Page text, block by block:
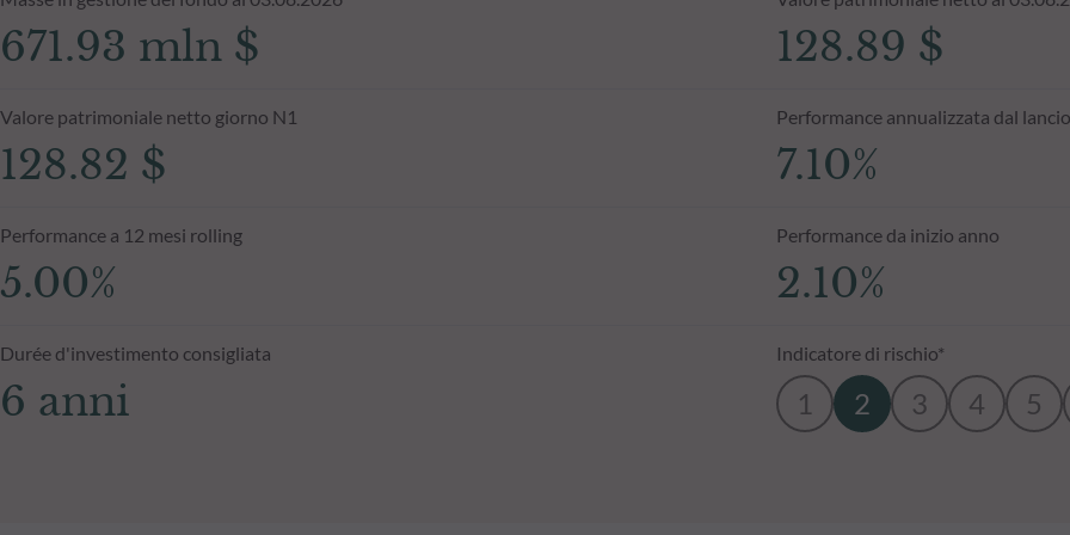
671.93 mln $ 128.89 $
Valore patrimoniale netto giorno N1
128.82 $
Performance annualizzata dal lancio
7.10%
Performance a 12 mesi rolling
5.00%
Performance da inizio anno
2.10%
Durée d'investimento consigliata
6 anni
Indicatore di rischio*
1 2 3 4 5